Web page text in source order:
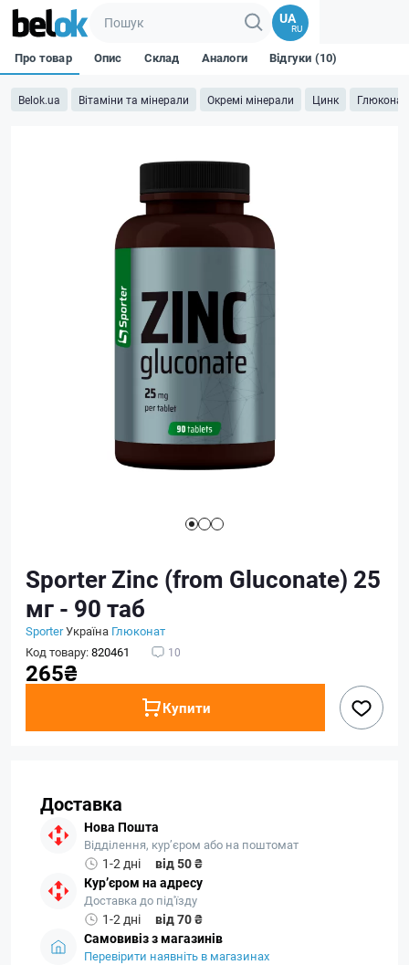
UA
RU
Belok.ua Вітаміни та мінерали Окремі мінерали Цинк Глюконат
Про товар Опис Склад Аналоги Відгуки (10)
Sporter Zinc (from Gluconate) 25
мг - 90 таб
SporterУкраїна Глюконат
Код товару:820461 10
265₴
Купити
Доставка
Нова Пошта
Відділення, кур’єром або на поштомат
1-2 дні
від 50 ₴
Кур’єром на адресу
Доставка до під'їзду
1-2 дні
від 70 ₴
Самовивіз з магазинів
Перевірити наявніть в магазинах